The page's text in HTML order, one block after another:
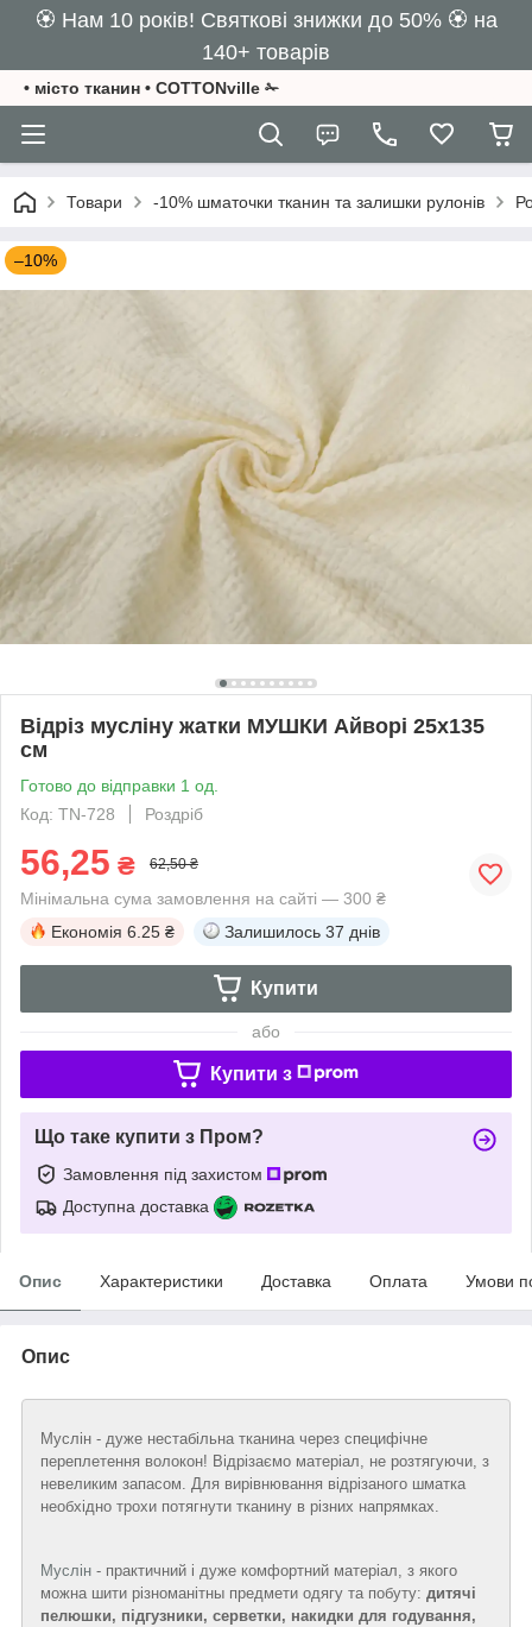
🏵️ Нам 10 років! Святкові знижки до 50% 🏵️ на
140+ товарів
• місто тканин • COTTONville ✁
Товари -10% шматочки тканин та залишки рулонів
–10%
Відріз мусліну жатки МУШКИ Айворі 25х135
см
Готово до відправки 1 од.
Код: ТN-728
Роздріб
56,25 ₴ 62,50 ₴
Мінімальна сума замовлення на сайті — 300 ₴
Економія 6.25 ₴ Залишилось 37 днів
Купити
або
Купити з
Що таке купити з Пром?
Замовлення під захистом
Доступна доставка
Опис Характеристики Доставка Оплата Умови
Опис
Муслін - дуже нестабільна тканина через специфічне
переплетення волокон! Відрізаємо матеріал, не розтягуючи, з
невеликим запасом. Для вирівнювання відрізаного шматка
необхідно трохи потягнути тканину в різних напрямках.
Муслін - практичний і дуже комфортний матеріал, з якого
можна шити різноманітны предмети одягу та побуту: дитячі
пелюшки, підгузники, серветки, накидки для годування,